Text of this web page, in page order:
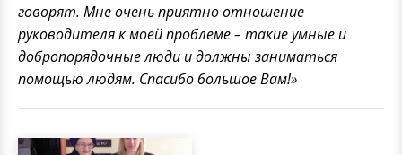
говорят. Мне очень приятно отношение
руководителя к моей проблеме – такие умные и
добропорядочные люди и должны заниматься
помощью людям. Спасибо большое Вам!»